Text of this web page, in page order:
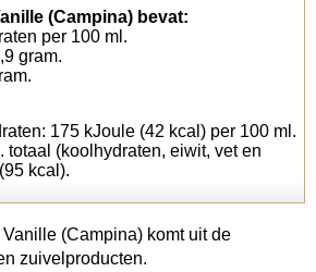
(Campina) bevat:
per 100 ml.
gram.
175 kJoule (42 kcal) per 100 ml.
totaal (koolhydraten, eiwit, vet en
kcal).
(Campina) komt uit de
zuivelproducten.